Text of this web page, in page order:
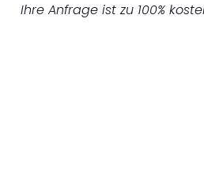
Ihre Anfrage ist zu 100%